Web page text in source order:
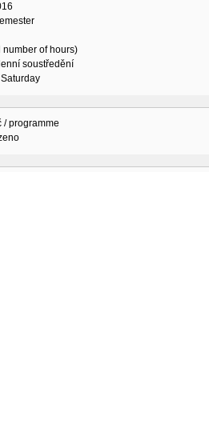
number of hours)
soustředění
/ programme